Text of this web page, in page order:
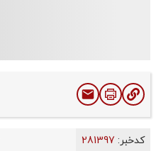
کدخبر: